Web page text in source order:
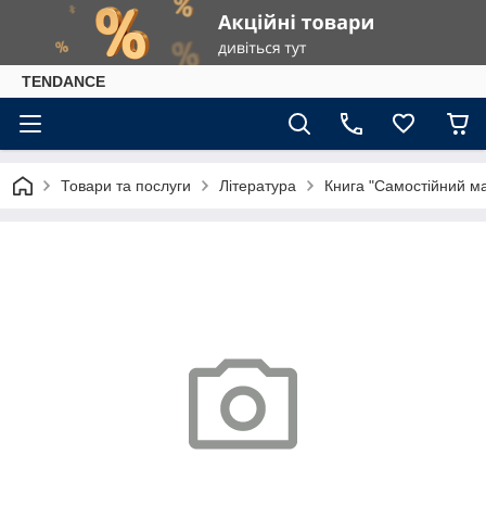
TENDANCE
Товари та послуги Література Книга "Самостійний